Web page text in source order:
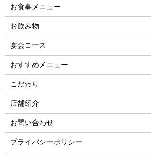
お食事メニュー
お飲み物
宴会コース
おすすめメニュー
こだわり
店舗紹介
お問い合わせ
プライバシーポリシー